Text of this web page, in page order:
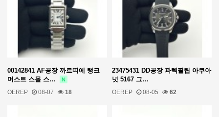
00142841 AF공장 까르띠에 탱크
머스트 스몰 스…
N
OEREP 08-07 18
23475431 DD공장 파텍필립 아쿠아
넛 5167 그…
OEREP 08-05 62